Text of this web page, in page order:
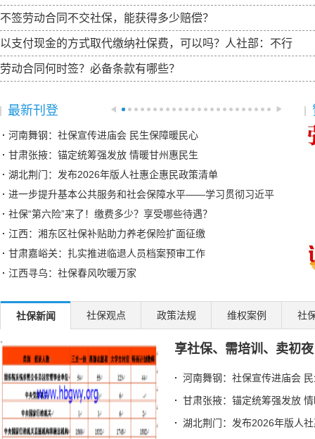
不签劳动合同不交社保，能获得多少赔偿？
以支付现金的方式取代缴纳社保费，可以吗？人社部：不行
劳动合同何时签？必备条款有哪些？
最新刊登
河南舞钢：社保宣传进庙会 民生保障暖民心
甘肃张掖：锚定统筹强发放 情暖甘州惠民生
湖北荆门：发布2026年版人社惠企惠民政策清单
进一步提升基本公共服务和社会保障水平——学习贯彻习近平
社保“第六险”来了！缴费多少？享受哪些待遇？
江西：湘东区社保补贴助力养老保险扩面征缴
甘肃嘉峪关：扎实推进临退人员档案预审工作
江西寻乌：社保春风吹暖万家
“剧透”未来五年：这些工作要火
“补低扶弱”、投资于人：如何织密共同富裕保障网——记者
社保只交9年：60岁取出来，还是继续交？
职工社保 vs 居民社保，到底差在哪？很多人分不清，别再交
职工、灵活就业、居民社保别傻傻分不清！一张表看懂怎么选
大连启动2026年度困难高校毕业生社保补贴申报工作
钦州市本级社保基金定期存款竞争性存放（2026年第一期）中
社保新闻 社保观点 政策法规 维权案例 社
享社保、需培训、卖初
河南舞钢：社保宣传进庙会
甘肃张掖：锚定统筹强发放
湖北荆门：发布2026年版人